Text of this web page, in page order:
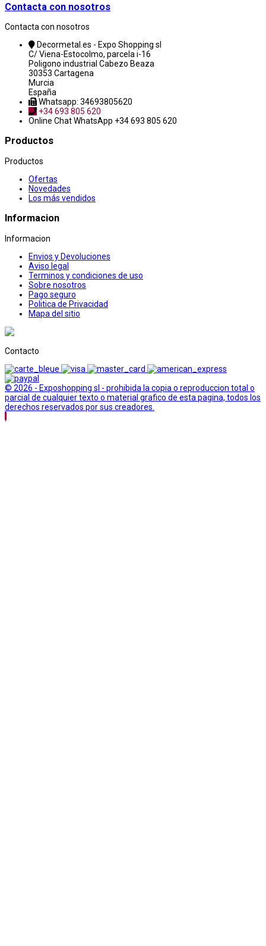
Contacta con nosotros
Contacta con nosotros
Decormetal.es - Expo Shopping sl
C/ Viena-Estocolmo, parcela i-16
Poligono industrial Cabezo Beaza
30353 Cartagena
Murcia
España
Whatsapp: 34693805620
+34 693 805 620
Online ChatWhatsApp +34 693 805 620
Productos
Productos
Ofertas
Novedades
Los más vendidos
Informacion
Informacion
Envios y Devoluciones
Aviso legal
Terminos y condiciones de uso
Sobre nosotros
Pago seguro
Politica de Privacidad
Mapa del sitio
Contacto
© 2026 - Exposhopping sl - prohibida la copia o reproduccion total o
parcial de cualquier texto o material grafico de esta pagina, todos los
derechos reservados por sus creadores.